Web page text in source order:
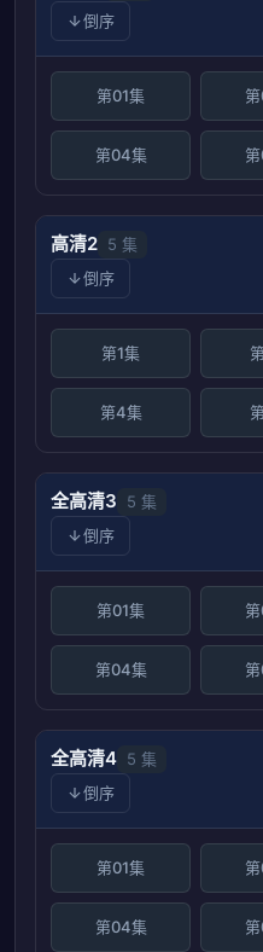
倒序
第01集
第04集
高清2 5 集
倒序
第1集
第4集
全高清3
5 集
倒序
第01集
第04集
全高清4 5 集
倒序
第01集
第04集